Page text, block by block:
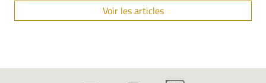
Voir les articles